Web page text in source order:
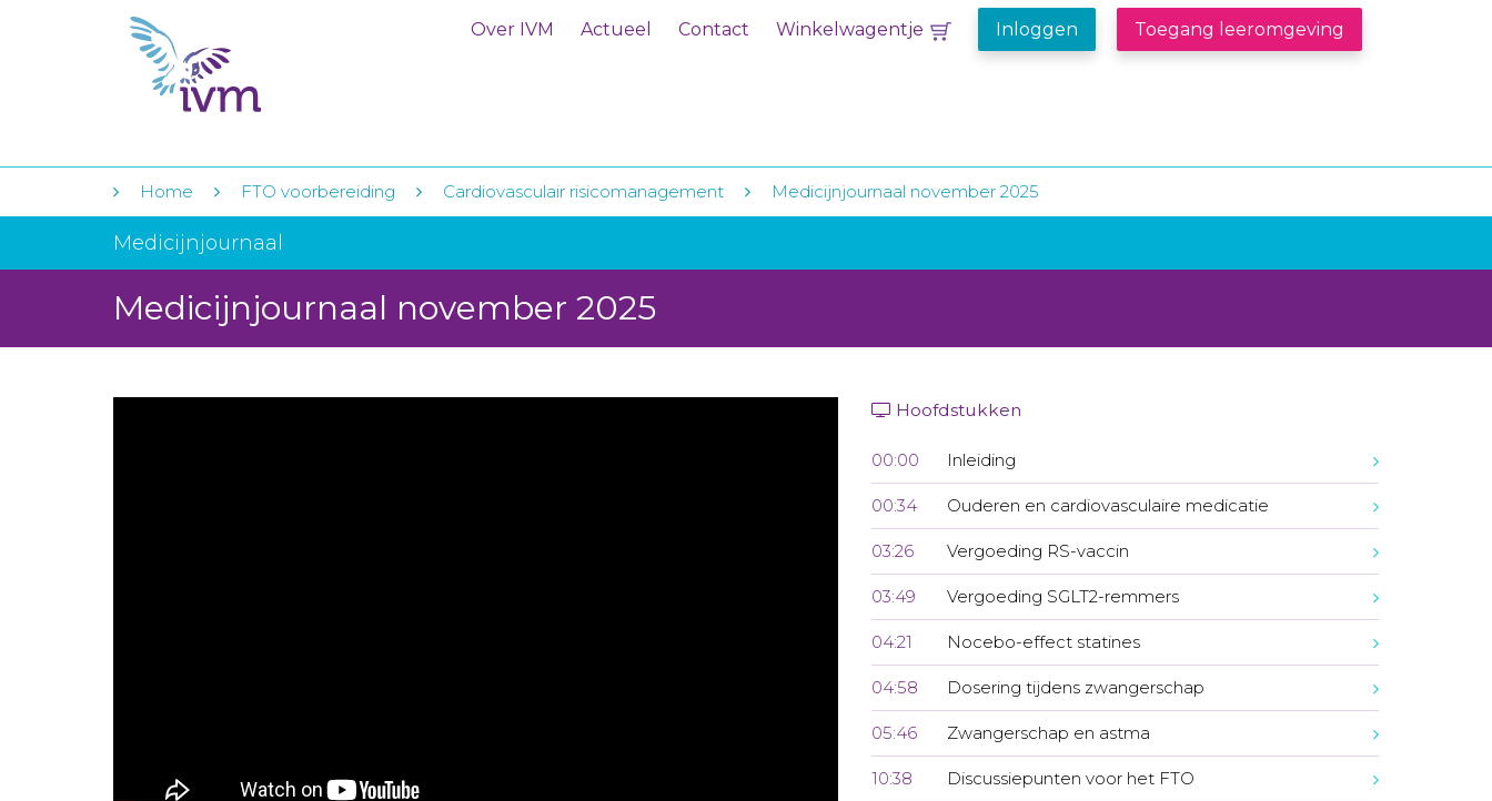
Over IVM Actueel Contact Winkelwagentje Inloggen Toegang leeromgeving
Home FTO voorbereiding Cardiovasculair risicomanagement Medicijnjournaal november 2025
Medicijnjournaal
Medicijnjournaal november 2025
Hoofdstukken
00:00 Inleiding
00:34 Ouderen en cardiovasculaire medicatie
03:26 Vergoeding RS-vaccin
03:49 Vergoeding SGLT2-remmers
04:21 Nocebo-effect statines
04:58 Dosering tijdens zwangerschap
05:46 Zwangerschap en astma
10:38 Discussiepunten voor het FTO